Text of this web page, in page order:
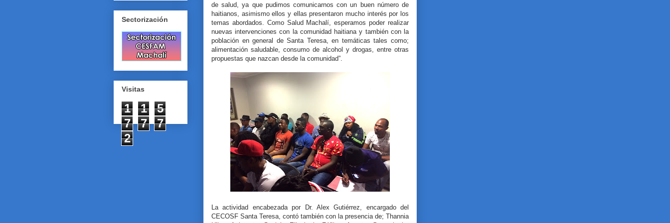
de salud, ya que pudimos comunicarnos con un buen número de
haitianos, asimismo ellos y ellas presentaron mucho interés por los
temas abordados. Como Salud Machalí, esperamos poder realizar
nuevas intervenciones con la comunidad haitiana y también con la
población en general de Santa Teresa, en temáticas tales como;
alimentación saludable, consumo de alcohol y drogas, entre otras
propuestas que nazcan desde la comunidad”.
La actividad encabezada por Dr. Alex Gutiérrez, encargado del
CECOSF Santa Teresa, contó también con la presencia de; Thannia
Sectorización
Visitas
1 1
5
7
7
7
2